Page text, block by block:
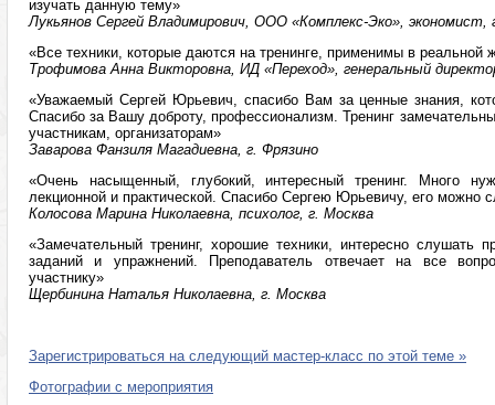
изучать данную тему»
Лукьянов Сергей Владимирович, ООО «Комплекс-Эко», экономист,
«Все техники, которые даются на тренинге, применимы в реальной
Трофимова Анна Викторовна, ИД «Переход», генеральный
«Уважаемый Сергей Юрьевич, спасибо Вам за ценные знания,
Спасибо за Вашу доброту, профессионализм. Тренинг
участникам, организаторам»
Заварова Фанзиля Магадиевна, г. Фрязино
«Очень насыщенный, глубокий, интересный тренинг. Много
лекционной и практической. Спасибо Сергею Юрьевичу, его можно
Колосова Марина Николаевна, психолог, г. Москва
«Замечательный тренинг, хорошие техники, интересно слушать
заданий и упражнений. Преподаватель отвечает на все
участнику»
Щербинина Наталья Николаевна, г. Москва
Зарегистрироваться на следующий мастер-класс по этой теме »
Фотографии с мероприятия